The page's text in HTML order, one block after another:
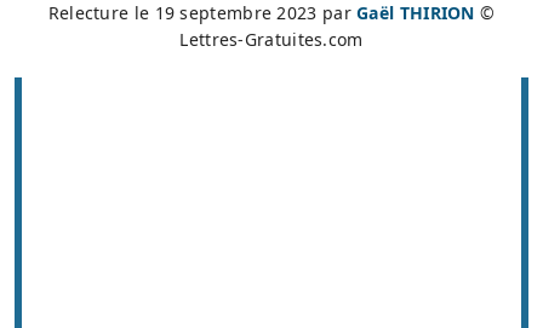
Relecture le 19 septembre 2023 parGaël THIRION ©
Lettres-Gratuites.com